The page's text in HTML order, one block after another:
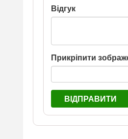
Відгук
Прикріпити
ВІДПРАВИТИ